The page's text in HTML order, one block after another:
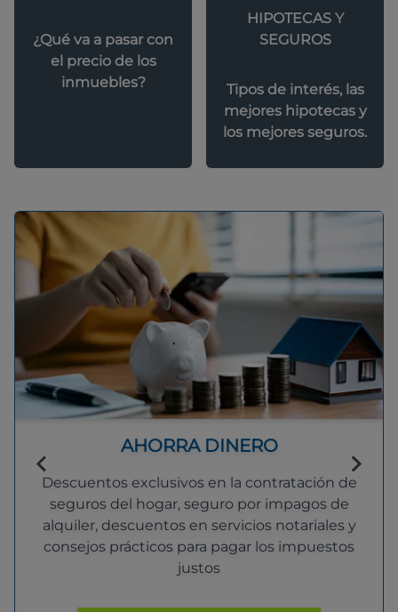
¿Qué va a pasar con
el precio de los
inmuebles?
HIPOTECAS Y
SEGUROS
Tipos de interés, las
mejores hipotecas y
los mejores seguros.
AHORRA DINERO
Descuentos exclusivos en la contratación de
seguros del hogar, seguro por impagos de
alquiler, descuentos en servicios notariales y
consejos prácticos para pagar los impuestos
justos